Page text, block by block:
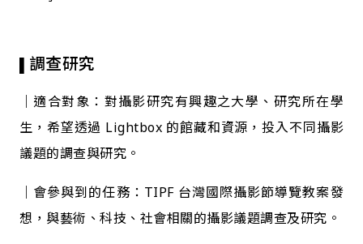
調查研究
｜適合對象：對攝影研究有興趣之大學、研究所在學
生，希望透過 Lightbox 的館藏和資源，投入不同攝影
議題的調查與研究。
｜會參與到的任務：TIPF 台灣國際攝影節導覽教案發
想，與藝術、科技、社會相關的攝影議題調查及研究。